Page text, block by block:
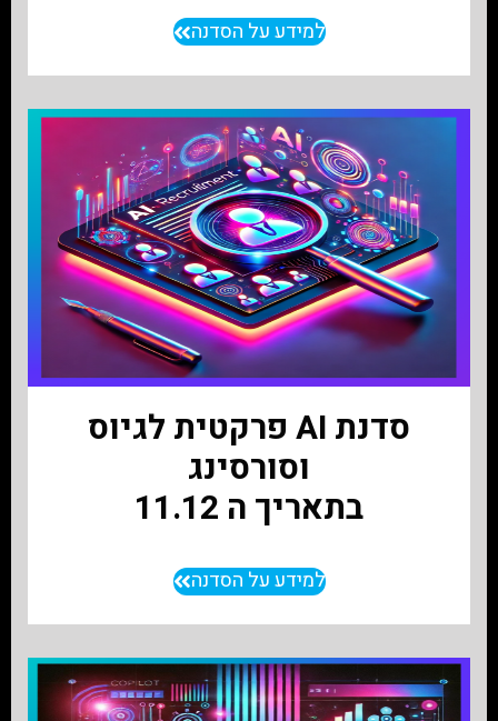
למידע על הסדנה
סדנת AI פרקטית לגיוס
וסורסינג
בתאריך ה 11.12
למידע על הסדנה